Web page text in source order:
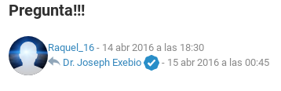
Pregunta!!!
Raquel_16 - 14 abr 2016 a las 18:30
Dr. Joseph Exebio
- 15 abr 2016 a las 00:45